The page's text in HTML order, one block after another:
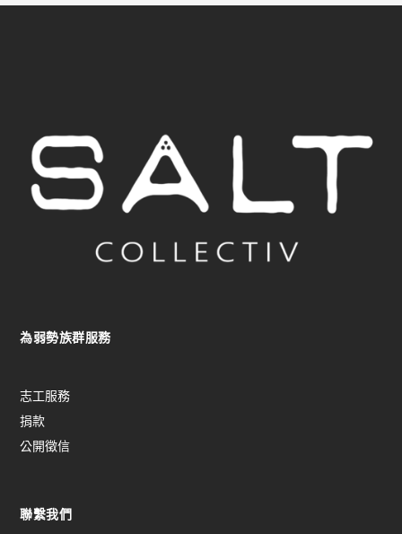
為弱勢族群服務
志工服務
捐款
公開徵信
聯繫我們